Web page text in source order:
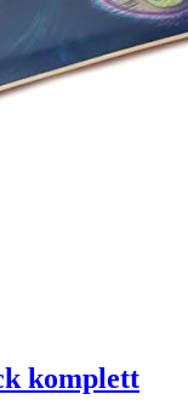
komplett